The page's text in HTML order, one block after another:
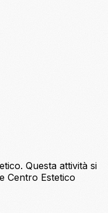
Questa attività si
Centro Estetico